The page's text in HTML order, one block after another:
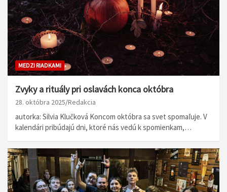
MEDZI RIADKAMI
Zvyky a rituály pri oslavách konca októbra
28. októbra 2025 Redakcia
autorka: Silvia Klučková Koncom októbra sa svet spomaľuje. V
kalendári pribúdajú dni, ktoré nás vedú k spomienkam,…